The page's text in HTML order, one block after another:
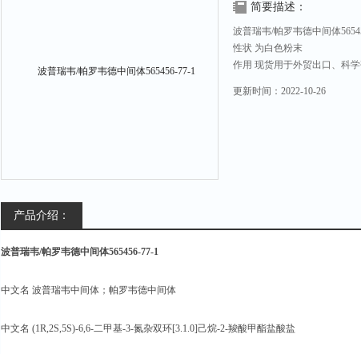
简要描述：
波普瑞韦/帕罗韦德中间体
性状 为白色粉末
作用 现货用于外贸出口、科
更新时间： 2022-10-26
产品介绍：
波普瑞韦/帕罗韦德中间体565456-77-1
中文名 波普瑞韦中间体；帕罗韦德中间体
中文名 (1R,2S,5S)-6,6-二甲基-3-氮杂双环[3.1.0]己烷-2-羧酸甲酯盐酸盐